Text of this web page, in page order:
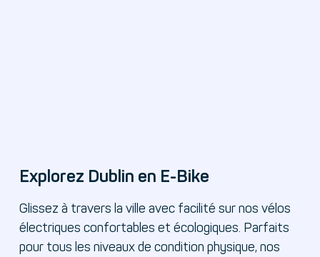
Explorez Dublin en E-Bike
Glissez à travers la ville avec facilité sur nos vélos
électriques confortables et écologiques. Parfaits
pour tous les niveaux de condition physique, nos